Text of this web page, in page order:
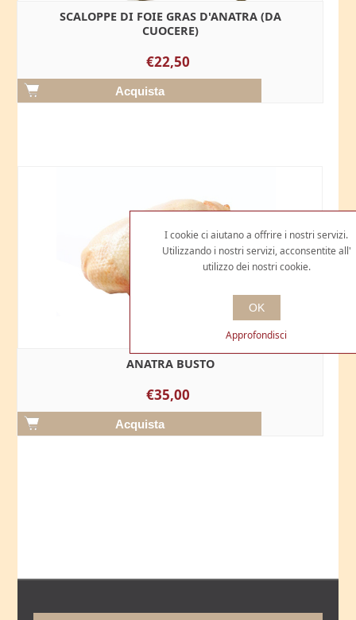
SCALOPPE DI FOIE GRAS D'ANATRA (DA
CUOCERE)
€22,50
ANATRA BUSTO
€35,00
I cookie ci aiutano a offrire i nostri servizi.
Utilizzando i nostri servizi, acconsentite all'
utilizzo dei nostri cookie.
OK
Approfondisci